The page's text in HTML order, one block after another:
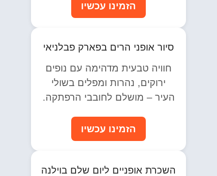
הזמינו עכשיו
סיור אופני הרים בפארק פבלניאי
חוויה טבעית מדהימה עם נופים
ירוקים, נהרות ומפלים בשולי
העיר – מושלם לחובבי הרפתקה.
הזמינו עכשיו
השכרת אופניים ליום שלם בוילנה